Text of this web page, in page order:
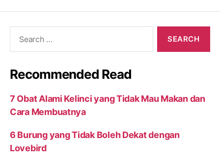
Recommended Read
7 Obat Alami Kelinci yang Tidak Mau Makan dan
Cara Membuatnya
6 Burung yang Tidak Boleh Dekat dengan
Lovebird